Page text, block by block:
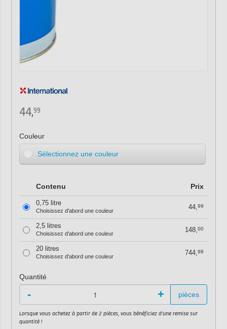
44,99
Couleur
Sélectionnez une couleur
Contenu Prix
0,75 litre
Choisissez d'abord une couleur 44,99
2,5 litres
Choisissez d'abord une couleur 148,00
20 litres
Choisissez d'abord une couleur 744,98
Quantité
- + pièces
Lorsque vous achetez à partir de 2 pièces, vous bénéficiez d'une remise sur
quantité !